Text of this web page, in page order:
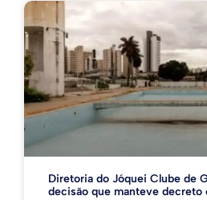
Diretoria do Jóquei Clube de
decisão que manteve decreto